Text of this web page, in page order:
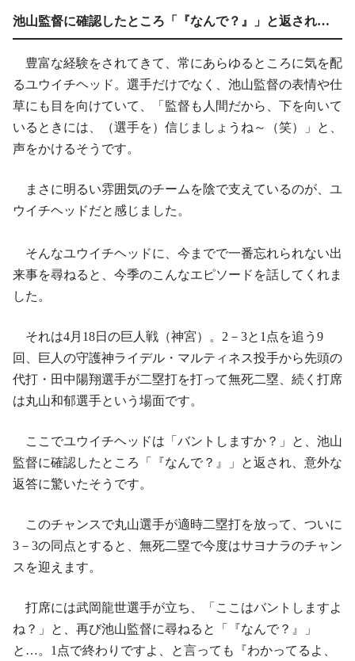
池山監督に確認したところ「『なんで？』」と返され…
豊富な経験をされてきて、常にあらゆるところに気を配
るユウイチヘッド。選手だけでなく、池山監督の表情や仕
草にも目を向けていて、「監督も人間だから、下を向いて
いるときには、（選手を）信じましょうね～（笑）」と、
声をかけるそうです。
まさに明るい雰囲気のチームを陰で支えているのが、ユ
ウイチヘッドだと感じました。
そんなユウイチヘッドに、今までで一番忘れられない出
来事を尋ねると、今季のこんなエピソードを話してくれま
した。
それは4月18日の巨人戦（神宮）。2－3と1点を追う9
回、巨人の守護神ライデル・マルティネス投手から先頭の
代打・田中陽翔選手が二塁打を打って無死二塁、続く打席
は丸山和郁選手という場面です。
ここでユウイチヘッドは「バントしますか？」と、池山
監督に確認したところ「『なんで？』」と返され、意外な
返答に驚いたそうです。
このチャンスで丸山選手が適時二塁打を放って、ついに
3－3の同点とすると、無死二塁で今度はサヨナラのチャン
スを迎えます。
打席には武岡龍世選手が立ち、「ここはバントしますよ
ね？」と、再び池山監督に尋ねると「『なんで？』」
と…。1点で終わりですよ、と言っても『わかってるよ、